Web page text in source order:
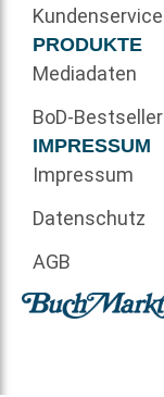
Kundenservice
PRODUKTE
Mediadaten
BoD-Bestseller
IMPRESSUM
Impressum
Datenschutz
AGB